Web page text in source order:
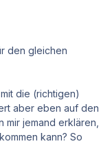
den gleichen
die (richtigen)
aber eben auf den
jemand erklären,
kann? So